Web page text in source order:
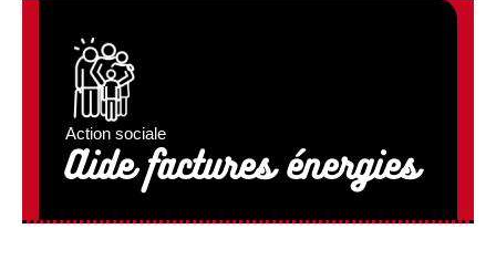
Action sociale
Aide factures énergies